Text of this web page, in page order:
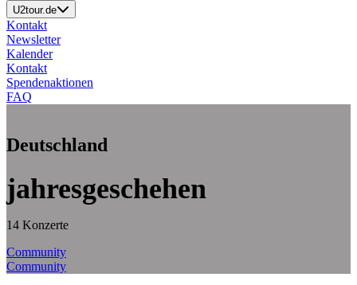
U2tour.de
Kontakt
Newsletter
Kalender
Kontakt
Spendenaktionen
FAQ
Deutschland
jahresgeschehen
14 Konzerte
Community
Community